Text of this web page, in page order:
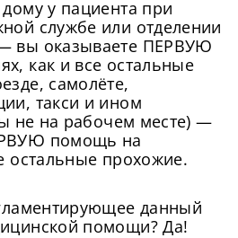
у пациента при
службе или отделении
вы оказываете ПЕРВУЮ
как и все остальные
самолёте,
такси и ином
не на рабочем месте) —
помощь на
остальные прохожие.
данный
помощи? Да!